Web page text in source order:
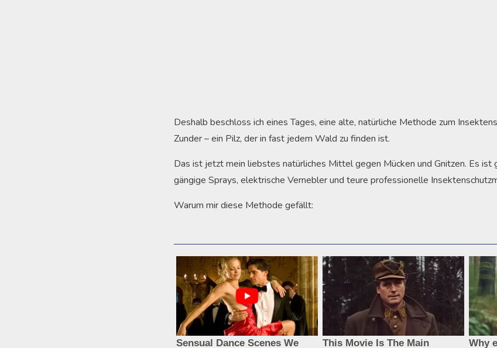
Deshalb beschloss ich eines Tages, eine alte, natürliche Methode zum
Zunder – ein Pilz, der in fast jedem Wald zu finden ist.
Das ist jetzt mein liebstes natürliches Mittel gegen Mücken und Gnitzen. Es ist
gängige Sprays, elektrische Vernebler und teure professionelle
Warum mir diese Methode gefällt: